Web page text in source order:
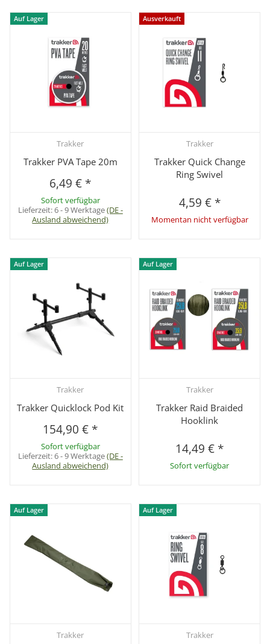
Auf Lager
Trakker
Trakker PVA Tape 20m
6,49 € *
Sofort verfügbar
Lieferzeit:6 - 9 Werktage(DE -
Ausland abweichend)
Ausverkauft
Trakker
Trakker Quick Change
Ring Swivel
4,59 € *
Momentan nicht verfügbar
Auf Lager
Trakker
Trakker Quicklock Pod Kit
154,90 € *
Sofort verfügbar
Lieferzeit:6 - 9 Werktage(DE -
Ausland abweichend)
Auf Lager
Trakker
Trakker Raid Braided
Hooklink
14,49 € *
Sofort verfügbar
Auf Lager
Trakker
Auf Lager
Trakker